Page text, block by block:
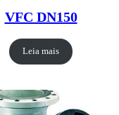
VFC DN150
Leia mais